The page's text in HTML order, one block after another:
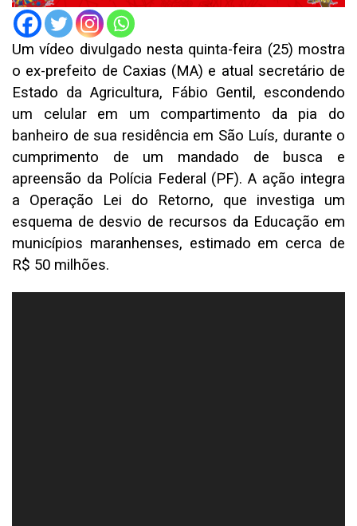
Um vídeo divulgado nesta quinta-feira (25) mostra
o ex-prefeito de Caxias (MA) e atual secretário de
Estado da Agricultura, Fábio Gentil, escondendo
um celular em um compartimento da pia do
banheiro de sua residência em São Luís, durante o
cumprimento de um mandado de busca e
apreensão da Polícia Federal (PF). A ação integra
a Operação Lei do Retorno, que investiga um
esquema de desvio de recursos da Educação em
municípios maranhenses, estimado em cerca de
R$ 50 milhões.